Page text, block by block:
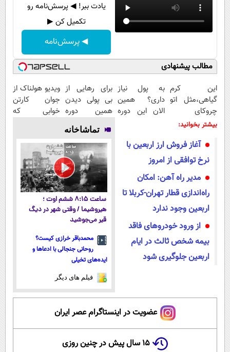
یادت ببر! ◀ پرسش‌نامه رو
تکمیل کن ▶
◀ پرسش‌نامه
مطالب پیشنهادی
این کرم
گیاهی،مثل اتو
چروکای
پوستتوصاف
به پول نیاز
داری؟ همین
الان این دوره
نشده!
برای رهایی از
بی پولی دیدن
همین دوره
رایگان کافیه!
(شمارتو وارد
کن)
ویدیو هولناک از
جوان کارتن
خوابی که
بیشتر بخوانید:
آغاز فروش ارز اربعین با
نرخ توافقی از امروز
مدیر راه آهن: امکان
راه‌اندازی قطار تهران-کربلا تا
اربعین وجود ندارد
از ورود خودرو‌های فاقد
بیمه شخص ثالث در ایام
اربعین جلوگیری شود
تماشاخانه
ساعت ۸:۱۵ ششم اوت ؛
هیروشیما / وقتی شهر در دیگ
قیر می‌جوشید
محمدباقر خرازی کیست؟
روحانی جنجالی با ادعاها و
ایده‌های تخیلی
فیلم های دیگر
عضویت در اینستاگرام عصر ایران
۱۵ سال پیش در چنین روزی